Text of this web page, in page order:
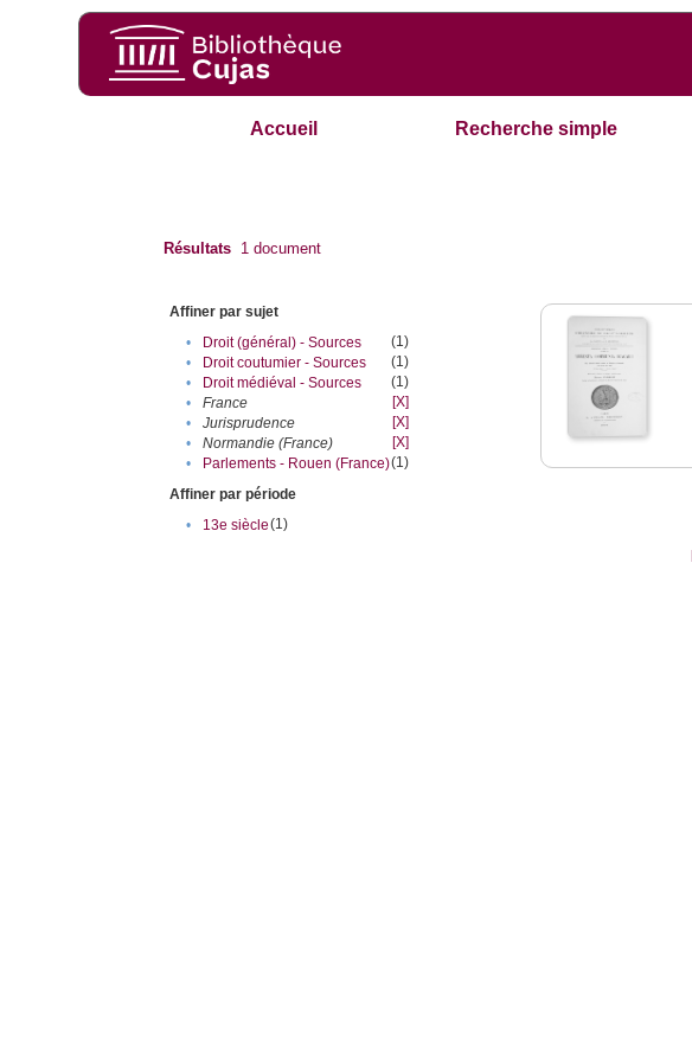
Accueil Recherche simple
Résultats 1 document
Affiner par sujet
•
Droit (général) - Sources
(1)
•
Droit coutumier - Sources
(1)
•
Droit médiéval - Sources
(1)
•
France
[X]
•
Jurisprudence
[X]
•
Normandie (France)
[X]
•
Parlements - Rouen (France)(1)
Affiner par période
•
13e siècle(1)